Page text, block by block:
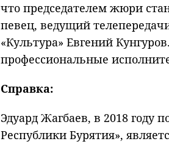
что председателем жюри
певец, ведущий
«Культура» Евгений
профессиональные
Справка:
Эдуард Жагбаев, в 2018 году
Республики Бурятия»,